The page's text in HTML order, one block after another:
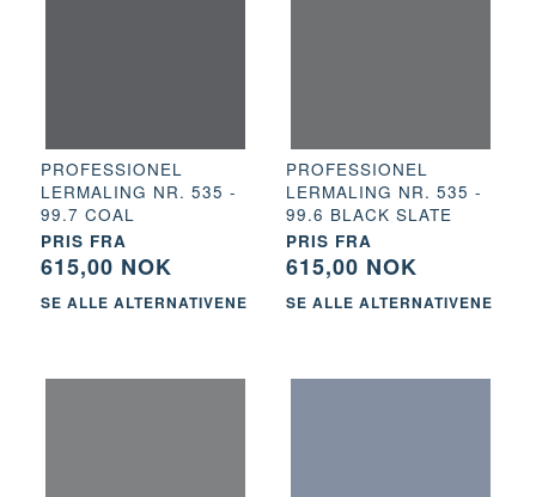
PROFESSIONEL
LERMALING NR. 535 -
99.7 COAL
PRIS FRA
615,00 NOK
SE ALLE ALTERNATIVENE
PROFESSIONEL
LERMALING NR. 535 -
99.6 BLACK SLATE
PRIS FRA
615,00 NOK
SE ALLE ALTERNATIVENE